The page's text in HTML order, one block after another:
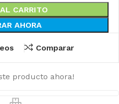
CARRITO
AHORA
Comparar
producto ahora!